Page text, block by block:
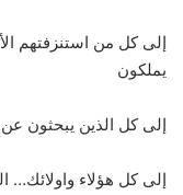
إلى كل من استنزفتهم
يملكون
إلى كل الذين يبحثون
إلى كل هؤلاء واولائك…